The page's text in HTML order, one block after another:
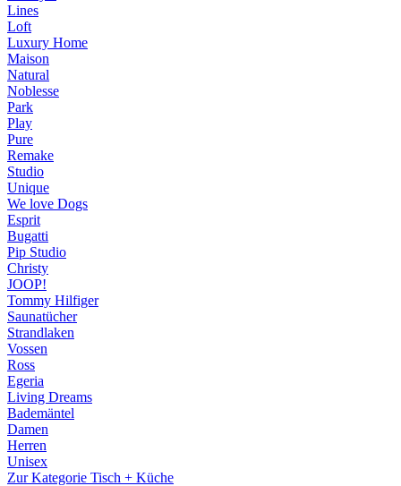
Lines
Loft
Luxury Home
Maison
Natural
Noblesse
Park
Play
Pure
Remake
Studio
Unique
We love Dogs
Esprit
Bugatti
Pip Studio
Christy
JOOP!
Tommy Hilfiger
Saunatücher
Strandlaken
Vossen
Ross
Egeria
Living Dreams
Bademäntel
Damen
Herren
Unisex
Zur Kategorie Tisch + Küche